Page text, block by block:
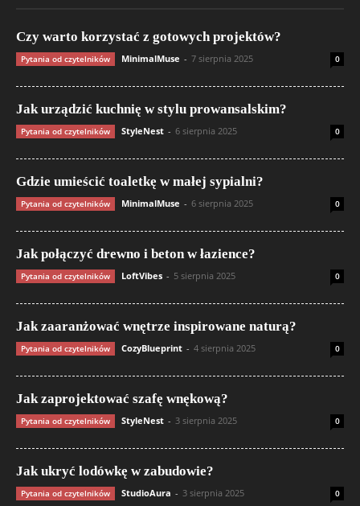
Czy warto korzystać z gotowych projektów?
Pytania od czytelników MinimalMuse - 7 sierpnia 2025 0
Jak urządzić kuchnię w stylu prowansalskim?
Pytania od czytelników StyleNest - 6 sierpnia 2025 0
Gdzie umieścić toaletkę w małej sypialni?
Pytania od czytelników MinimalMuse - 6 sierpnia 2025 0
Jak połączyć drewno i beton w łazience?
Pytania od czytelników LoftVibes - 5 sierpnia 2025 0
Jak zaaranżować wnętrze inspirowane naturą?
Pytania od czytelników CozyBlueprint - 4 sierpnia 2025 0
Jak zaprojektować szafę wnękową?
Pytania od czytelników StyleNest - 3 sierpnia 2025 0
Jak ukryć lodówkę w zabudowie?
Pytania od czytelników StudioAura - 3 sierpnia 2025 0